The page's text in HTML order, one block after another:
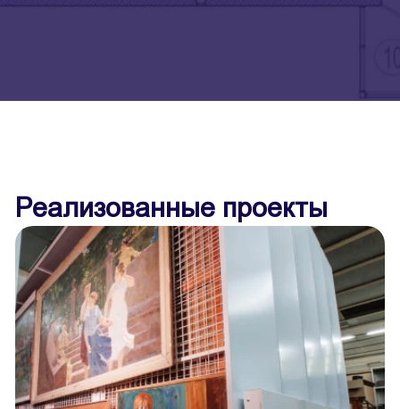
Реализованные проекты